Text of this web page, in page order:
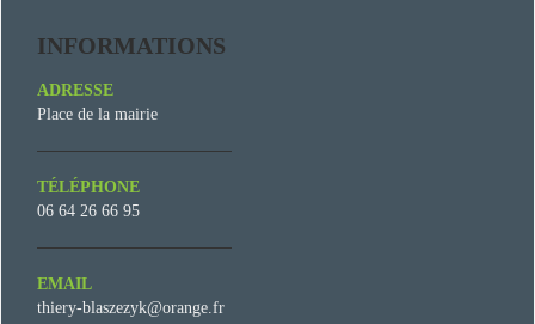
INFORMATIONS
ADRESSE
Place de la mairie
TÉLÉPHONE
06 64 26 66 95
EMAIL
thiery-blaszezyk@orange.fr